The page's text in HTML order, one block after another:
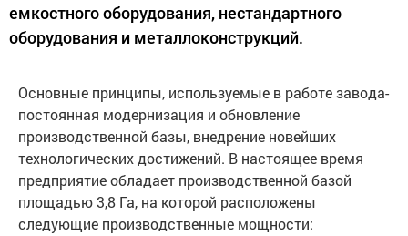
емкостного оборудования, нестандартного
оборудования и металлоконструкций.
Основные принципы, используемые в работе завода-
постоянная модернизация и обновление
производственной базы, внедрение новейших
технологических достижений. В настоящее время
предприятие обладает производственной базой
площадью 3,8 Га, на которой расположены
следующие производственные мощности: